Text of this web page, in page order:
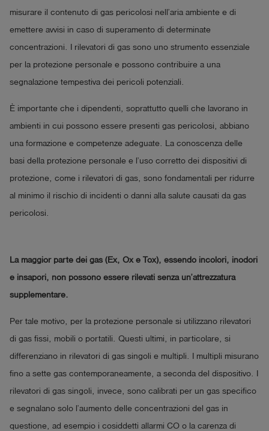
misurare il contenuto di gas pericolosi nell’aria ambiente e di
emettere avvisi in caso di superamento di determinate
concentrazioni. I rilevatori di gas sono uno strumento essenziale
per la protezione personale e possono contribuire a una
segnalazione tempestiva dei pericoli potenziali.
È importante che i dipendenti, soprattutto quelli che lavorano in
ambienti in cui possono essere presenti gas pericolosi, abbiano
una formazione e competenze adeguate. La conoscenza delle
basi della protezione personale e l’uso corretto dei dispositivi di
protezione, come i rilevatori di gas, sono fondamentali per ridurre
al minimo il rischio di incidenti o danni alla salute causati da gas
pericolosi.
La maggior parte dei gas (Ex, Ox e Tox), essendo incolori, inodori
e insapori, non possono essere rilevati senza un’attrezzatura
supplementare.
Per tale motivo, per la protezione personale si utilizzano rilevatori
di gas fissi, mobili o portatili. Questi ultimi, in particolare, si
differenziano in rilevatori di gas singoli e multipli. I multipli misurano
fino a sette gas contemporaneamente, a seconda del dispositivo. I
rilevatori di gas singoli, invece, sono calibrati per un gas specifico
e segnalano solo l’aumento delle concentrazioni del gas in
questione, ad esempio i cosiddetti allarmi CO o la carenza di